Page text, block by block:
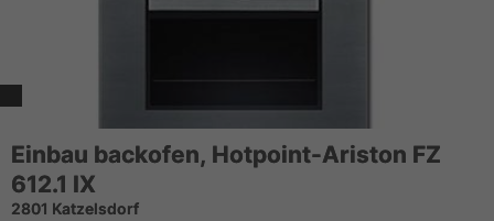
Einbau backofen, Hotpoint-Ariston FZ
612.1 IX
2801 Katzelsdorf